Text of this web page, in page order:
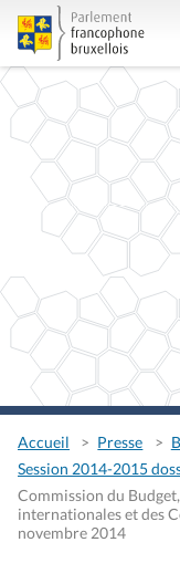
Accueil Presse
Session 2014-2015
Commission du
internationales et des
novembre 2014